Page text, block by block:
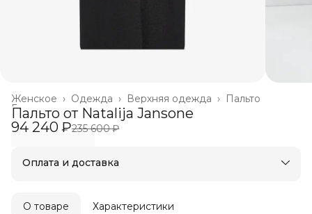
Пальто
Верхняя одежда ›
Одежда ›
Женское ›
Главная ›
Пальто от Natalija Jansone
94 240 ₽235 600 ₽
Оплата и доставка
Оплата после примерки
О товаре Характеристики